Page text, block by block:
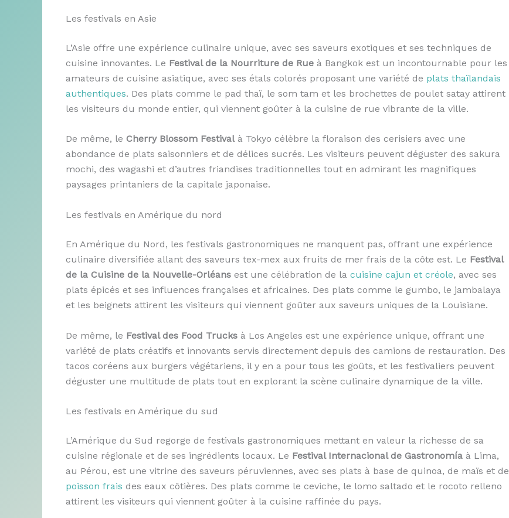
Les festivals en Asie
L’Asie offre une expérience culinaire unique, avec ses saveurs exotiques et ses techniques de
cuisine innovantes. Le Festival de la Nourriture de Rue à Bangkok est un incontournable pour les
amateurs de cuisine asiatique, avec ses étals colorés proposant une variété de plats thaïlandais
authentiques. Des plats comme le pad thaï, le som tam et les brochettes de poulet satay attirent
les visiteurs du monde entier, qui viennent goûter à la cuisine de rue vibrante de la ville.
De même, le Cherry Blossom Festivalà Tokyo célèbre la floraison des cerisiers avec une
abondance de plats saisonniers et de délices sucrés. Les visiteurs peuvent déguster des sakura
mochi, des wagashi et d’autres friandises traditionnelles tout en admirant les magnifiques
paysages printaniers de la capitale japonaise.
Les festivals en Amérique du nord
En Amérique du Nord, les festivals gastronomiques ne manquent pas, offrant une expérience
culinaire diversifiée allant des saveurs tex-mex aux fruits de mer frais de la côte est. Le Festival
de la Cuisine de la Nouvelle-Orléans est une célébration de la cuisine cajun et créole, avec ses
plats épicés et ses influences françaises et africaines. Des plats comme le gumbo, le jambalaya
et les beignets attirent les visiteurs qui viennent goûter aux saveurs uniques de la Louisiane.
De même, le Festival des Food Trucks à Los Angeles est une expérience unique, offrant une
variété de plats créatifs et innovants servis directement depuis des camions de restauration. Des
tacos coréens aux burgers végétariens, il y en a pour tous les goûts, et les festivaliers peuvent
déguster une multitude de plats tout en explorant la scène culinaire dynamique de la ville.
Les festivals en Amérique du sud
L’Amérique du Sud regorge de festivals gastronomiques mettant en valeur la richesse de sa
cuisine régionale et de ses ingrédients locaux. Le Festival Internacional de Gastronomía à Lima,
au Pérou, est une vitrine des saveurs péruviennes, avec ses plats à base de quinoa, de maïs et de
poisson frais des eaux côtières. Des plats comme le ceviche, le lomo saltado et le rocoto relleno
attirent les visiteurs qui viennent goûter à la cuisine raffinée du pays.